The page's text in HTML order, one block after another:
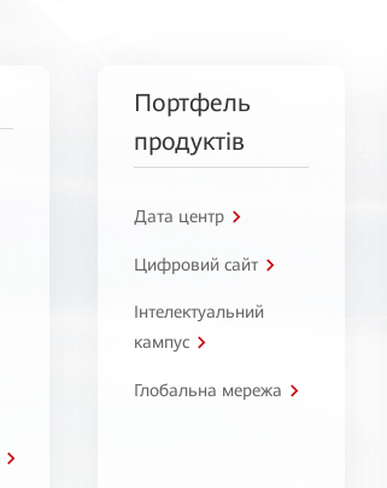
Портфель
продуктів
Дата центр
Цифровий сайт
Інтелектуальний
кампус
Глобальна мережа